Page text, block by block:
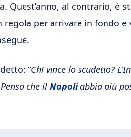
Quest’anno, al contrario, è
per arrivare in fondo e
“Chi vince lo scudetto?
che il Napoliabbia più